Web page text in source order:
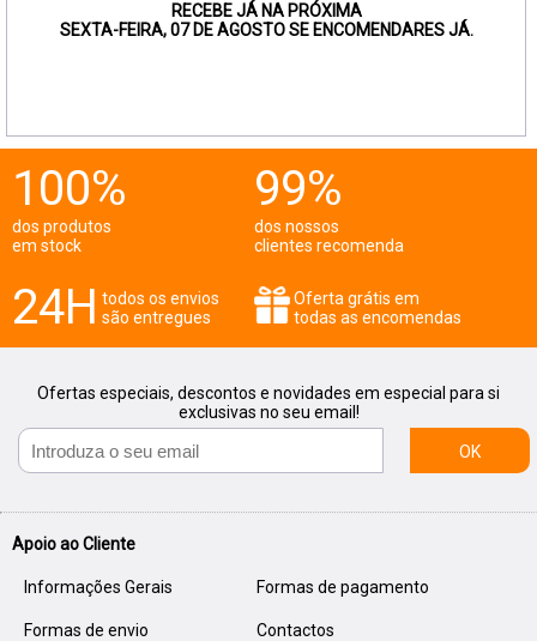
RECEBE JÁ NA PRÓXIMA
SEXTA-FEIRA, 07 DE AGOSTO SE ENCOMENDARES JÁ.
100%
dos produtos
em stock
99%
dos nossos
clientes recomenda
24H todos os envios
são entregues
Oferta grátis em
todas as encomendas
Ofertas especiais, descontos e novidades em especial para si
exclusivas no seu email!
OK
Apoio ao Cliente
Informações Gerais Formas de pagamento
Formas de envio Contactos